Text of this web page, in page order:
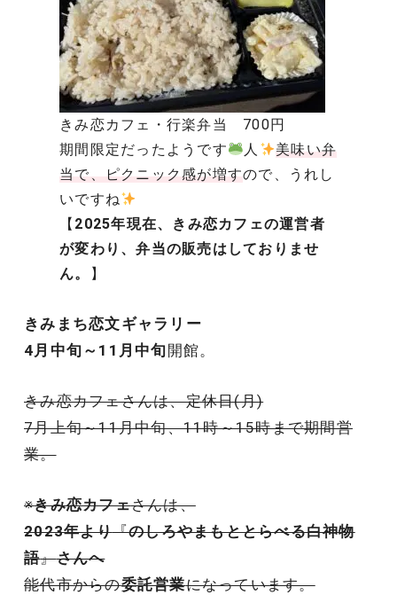
きみ恋カフェ・行楽弁当 700円
期間限定だったようです
人
美味い弁
当で、ピクニック感が増すので、うれし
いですね
【 2025年現在、きみ恋カフェの運営者
が変わり、弁当の販売はしておりませ
ん。
】
きみまち恋文ギャラリー
4月中旬～11月中旬 開館。
きみ恋カフェさんは、定休日(月)
7月上旬～11月中旬、11時～15時まで期間営
業。
※きみ恋カフェさんは、
2023年より『のしろやまもととらべる白神物
語』さんへ
能代市からの委託営業になっています。